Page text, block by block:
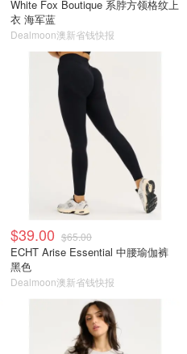
White Fox Boutique 系脖方领格纹上
衣 海军蓝
Dealmoon澳新省钱快报
$39.00 $65.00
ECHT Arise Essential 中腰瑜伽裤
黑色
Dealmoon澳新省钱快报